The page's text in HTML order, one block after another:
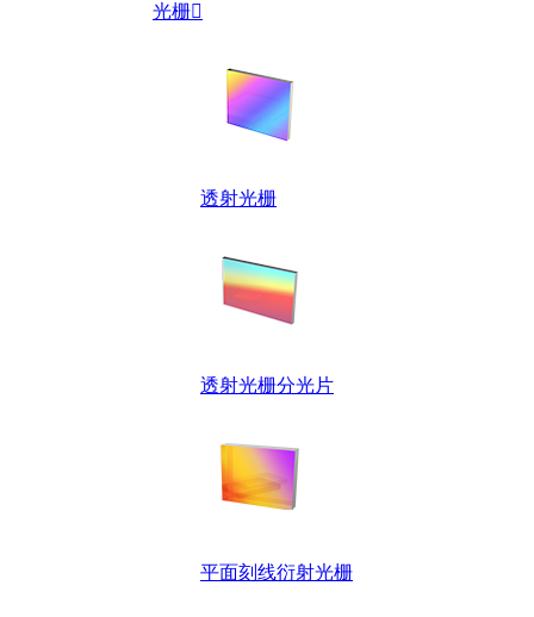
光栅
透射光栅
透射光栅分光片
平面刻线衍射光栅